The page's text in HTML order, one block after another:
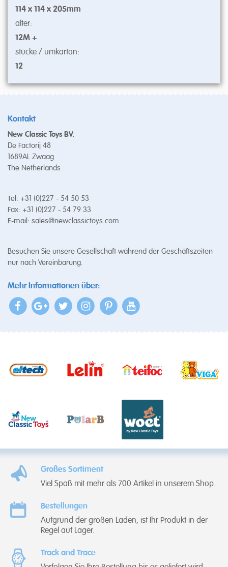
114 x 114 x 205mm
alter:
12M +
stücke / umkarton:
12
Kontakt
New Classic Toys BV.
De Factorij 48
1689AL Zwaag
The Netherlands
Tel: +31 (0)227 - 54 50 53
Fax: +31 (0)227 - 54 79 33
E-mail: sales@newclassictoys.com
Besuchen Sie unsere Gesellschaft während der Geschäftszeiten
nur nach Vereinbarung.
Mehr Informationen über:
Großes Sortiment
Viel Spaß mit mehr als 700 Artikel in unserem Shop.
Bestellungen
Aufgrund der großen Laden, ist Ihr Produkt in der
Regel auf Lager.
Track and Trace